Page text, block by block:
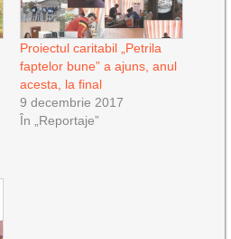
Proiectul caritabil „Petrila
faptelor bune” a ajuns, anul
acesta, la final
9 decembrie 2017
În „Reportaje”